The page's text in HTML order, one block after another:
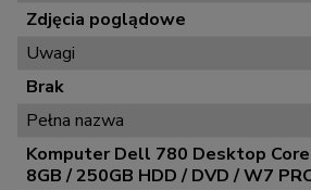
Zdjęcia poglądowe
Uwagi
Brak
Pełna nazwa
Komputer Dell 780 Desktop
8GB / 250GB HDD / DVD / W7